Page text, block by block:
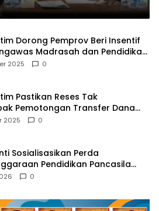
Dorong Pemprov Beri Insentif
Madrasah dan Pendidikan
2025 0
Pastikan Reses Tak
Pemotongan Transfer Dana
2025 0
Sosialisasikan Perda
Pendidikan Pancasila
Kebangsaan
0